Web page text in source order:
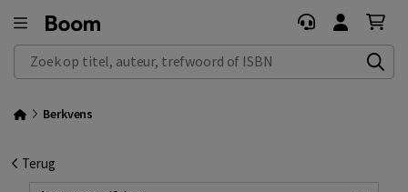
Zoek op titel, auteur, trefwoord of ISBN
Berkvens
Terug